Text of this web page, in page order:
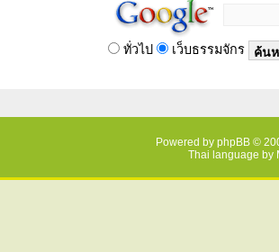
ทั่วไป เว็บธรรมจักร
Powered by phpBB ©
Thai language by